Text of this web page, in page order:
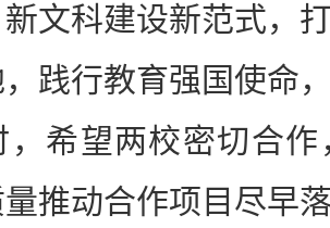
文科建设新范式，
践行教育强国使命
，希望两校密切合
推动合作项目尽早